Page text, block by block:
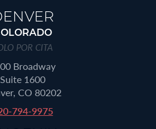
POR CITA
Broadway
Suite 1600
CO 80202
794-9975